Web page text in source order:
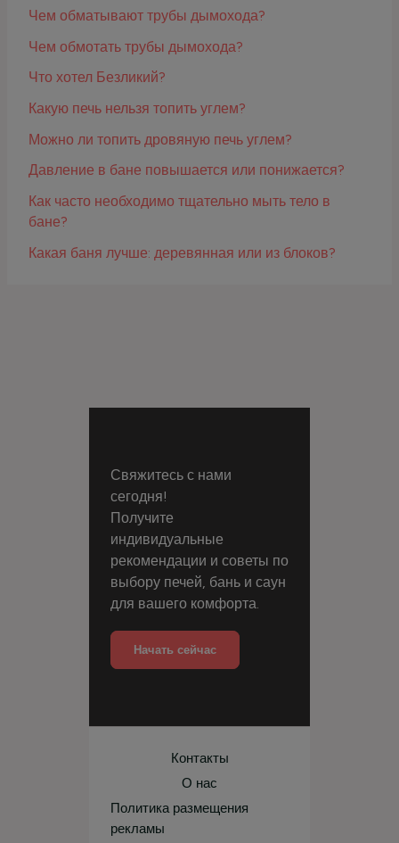
Чем обматывают трубы дымохода?
Чем обмотать трубы дымохода?
Что хотел Безликий?
Какую печь нельзя топить углем?
Можно ли топить дровяную печь углем?
Давление в бане повышается или понижается?
Как часто необходимо тщательно мыть тело в
бане?
Какая баня лучше: деревянная или из блоков?
Свяжитесь с нами
сегодня!
Получите
индивидуальные
рекомендации и советы по
выбору печей, бань и саун
для вашего комфорта.
Начать сейчас
Контакты
О нас
Политика размещения
рекламы